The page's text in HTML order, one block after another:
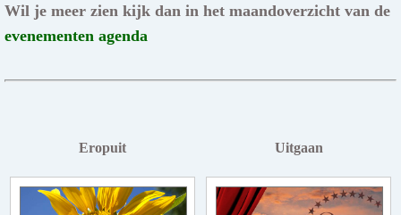
Wil je meer zien kijk dan in het maandoverzicht van de
evenementen agenda
Eropuit Uitgaan